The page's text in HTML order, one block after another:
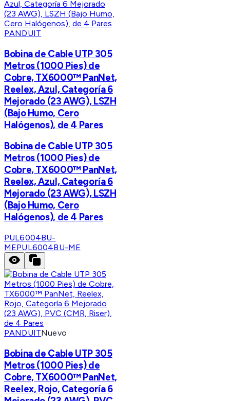
PANDUIT
Bobina de Cable UTP 305
Metros (1000 Pies) de
Cobre, TX6000™ PanNet,
Reelex, Azul, Categoría 6
Mejorado (23 AWG), LSZH
(Bajo Humo, Cero
Halógenos), de 4 Pares
Bobina de Cable UTP 305
Metros (1000 Pies) de
Cobre, TX6000™ PanNet,
Reelex, Azul, Categoría 6
Mejorado (23 AWG), LSZH
(Bajo Humo, Cero
Halógenos), de 4 Pares
PUL6004BU-
MEPUL6004BU-ME
PANDUITNuevo
Bobina de Cable UTP 305
Metros (1000 Pies) de
Cobre, TX6000™ PanNet,
Reelex, Rojo, Categoría 6